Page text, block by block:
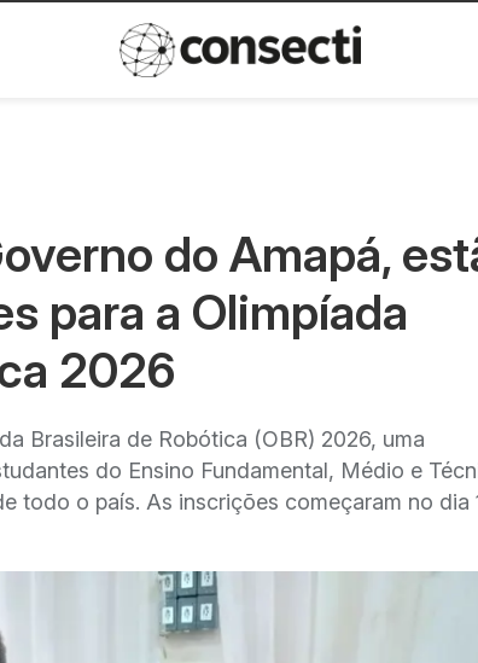
Política de
do Amapá,
para a Olimpíada
2026
Brasileira de Robótica (OBR) 2026, uma
do Ensino Fundamental, Médio e
todo o país. As inscrições começaram no dia